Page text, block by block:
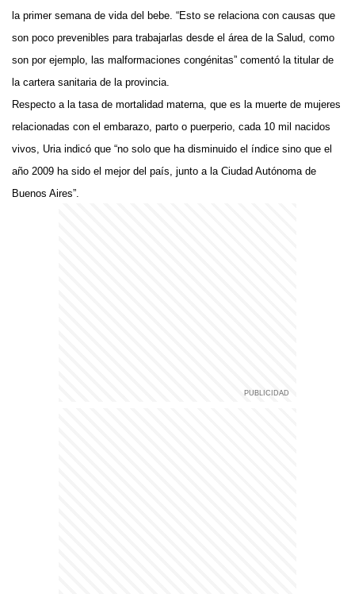
la primer semana de vida del bebe. “Esto se relaciona con causas que
son poco prevenibles para trabajarlas desde el área de la Salud, como
son por ejemplo, las malformaciones congénitas” comentó la titular de
la cartera sanitaria de la provincia.
Respecto a la tasa de mortalidad materna, que es la muerte de mujeres
relacionadas con el embarazo, parto o puerperio, cada 10 mil nacidos
vivos, Uria indicó que “no solo que ha disminuido el índice sino que el
año 2009 ha sido el mejor del país, junto a la Ciudad Autónoma de
Buenos Aires”.